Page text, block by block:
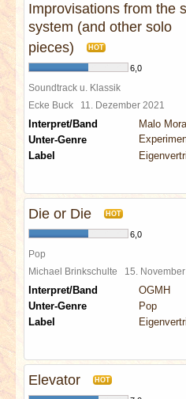
Improvisations from the
system (and other solo
pieces)
HOT
6,0
Soundtrack u. Klassik
Ecke Buck 11. Dezember 2021
Interpret/Band
Malo
Unter-Genre
Label
Die or Die HOT
6,0
Pop
Michael Brinkschulte 15.
Interpret/Band
OGMH
Unter-Genre
Pop
Label
Elevator HOT